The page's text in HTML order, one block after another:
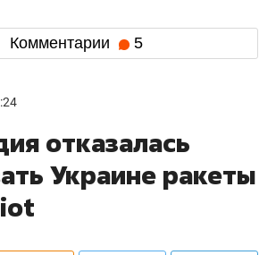
Комментарии 5
отказалась
Украине ракеты